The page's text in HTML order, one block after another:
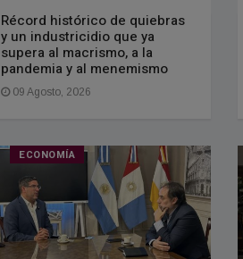
Récord histórico de quiebras
y un industricidio que ya
supera al macrismo, a la
pandemia y al menemismo
09 Agosto, 2026
ECONOMÍA